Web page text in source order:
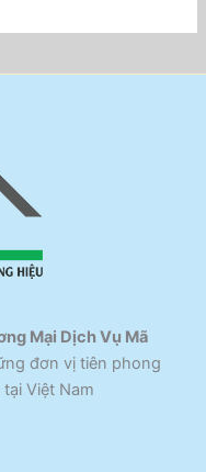
Mại Dịch Vụ Mã
đơn vị tiên phong
Việt Nam